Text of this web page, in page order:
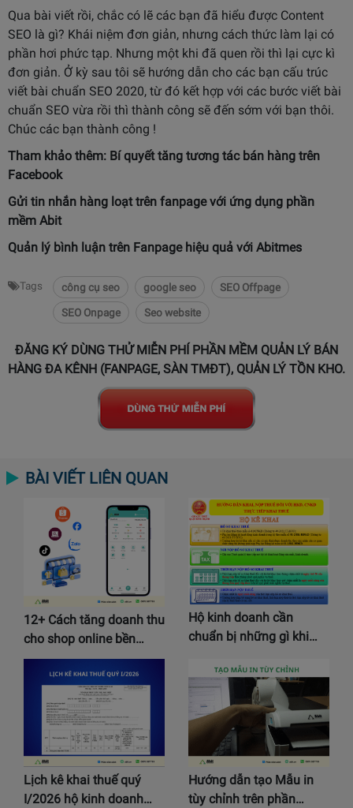
Qua bài viết rồi, chắc có lẽ các bạn đã hiểu được Content
SEO là gì? Khái niệm đơn giản, nhưng cách thức làm lại có
phần hơi phức tạp. Nhưng một khi đã quen rồi thì lại cực kì
đơn giản. Ở kỳ sau tôi sẽ hướng dẫn cho các bạn cấu trúc
viết bài chuẩn SEO 2020, từ đó kết hợp với các bước viết bài
chuẩn SEO vừa rồi thì thành công sẽ đến sớm với bạn thôi.
Chúc các bạn thành công !
Tham khảo thêm: Bí quyết tăng tương tác bán hàng trên
Facebook
Gửi tin nhắn hàng loạt trên fanpagevới ứng dụng phần
mềm Abit
Quản lý bình luận trên Fanpagehiệu quả với Abitmes
Tags công cụ seo google seo
SEO Offpage
SEO Onpage
Seo website
ĐĂNG KÝ DÙNG THỬ MIỄN PHÍ PHẦN MỀM QUẢN LÝ BÁN
HÀNG ĐA KÊNH (FANPAGE, SÀN TMĐT), QUẢN LÝ TỒN KHO.
BÀI VIẾT LIÊN QUAN
12+ Cách tăng doanh thu
cho shop online bền…
Hộ kinh doanh cần
chuẩn bị những gì khi…
Lịch kê khai thuế quý
I/2026 hộ kinh doanh…
Hướng dẫn tạo Mẫu in
tùy chỉnh trên phần…